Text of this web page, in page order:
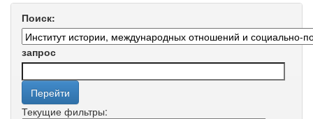
Поиск:
запрос
Текущие фильтры: